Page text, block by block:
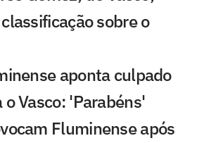
sobre o
aponta culpado
Vasco: 'Parabéns'
Fluminense após